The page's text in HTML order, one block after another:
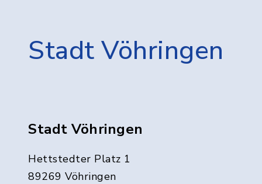
Stadt Vöhringen
Stadt Vöhringen
Hettstedter Platz 1
89269 Vöhringen